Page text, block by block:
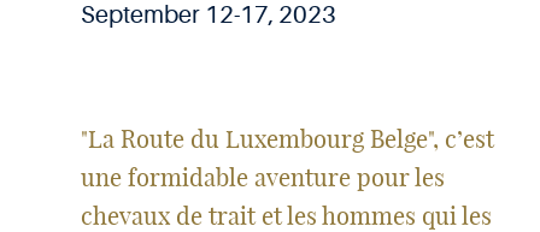
September 12-17, 2023
"La Route du Luxembourg Belge", c’est
une formidable aventure pour les
chevaux de trait et les hommes qui les